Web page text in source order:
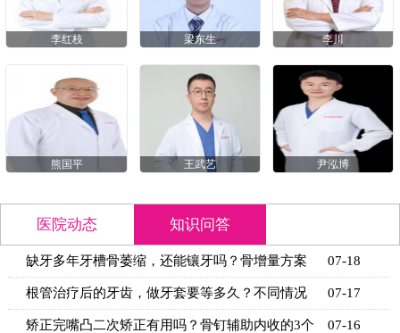
李红枝 梁东生 李川
熊国平 王武艺 尹泓博
医院动态 知识问答
缺牙多年牙槽骨萎缩，还能镶牙吗？骨增量方案
+适用条
07-18
根管治疗后的牙齿，做牙套要等多久？不同情况
的等待时
07-17
矫正完嘴凸二次矫正有用吗？骨钉辅助内收的3个 07-16